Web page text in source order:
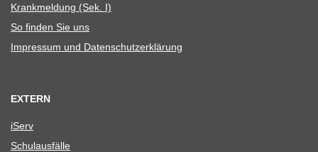
Krank­mel­dung (Sek. I)
So fin­den Sie uns
Impres­sum und Datenschutzerklärung
EXTERN
iServ
Schul­aus­fälle